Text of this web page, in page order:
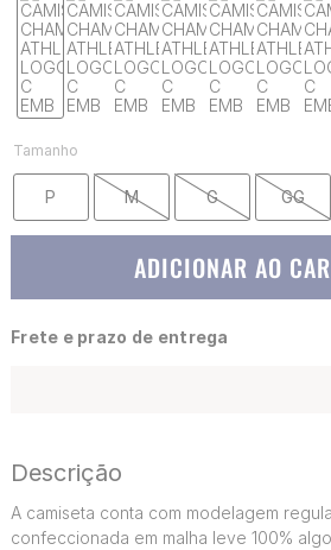
Tamanho
P M G GG
ADICIONAR AO
Frete e prazo de entrega
Descrição
A camiseta conta com modelagem
confeccionada em malha leve 100%